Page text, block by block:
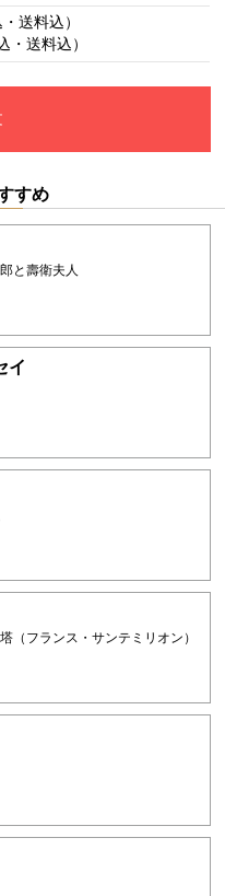
送料込）
・送料込）
すめ
と壽衛夫人
イ
（フランス・サンテミリオン）